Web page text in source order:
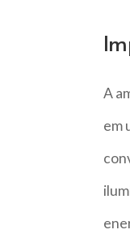
A
em